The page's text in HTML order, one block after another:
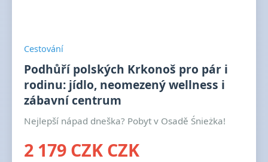
Cestování
Podhůří polských Krkonoš pro pár i
rodinu: jídlo, neomezený wellness i
zábavní centrum
Nejlepší nápad dneška? Pobyt v Osadě Śnieżka!
2 179 CZK CZK